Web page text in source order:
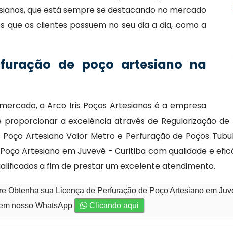
que está sempre se destacando no mercado
os clientes possuem no seu dia a dia, como a
de poço artesiano na
a Arco Iris Poços Artesianos é a empresa
a excelência através de Regularização de
Artesiano Valor Metro e Perfuração de Poços
Artesiano em Juvevê - Curitiba com qualidade e
a fim de prestar um excelente atendimento.
Obtenha sua Licença de Perfuração de Poço Artesiano em
nosso WhatsApp Clicando aqui